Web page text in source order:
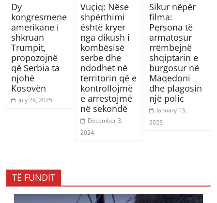
Dy
kongresmene
amerikane i
shkruan
Trumpit,
propozojnë
që Serbia ta
njohë
Kosovën
July 29, 2025
Vuçiq: Nëse
shpërthimi
është kryer
nga dikush i
kombësisë
serbe dhe
ndodhet në
territorin që e
kontrollojmë
e arrestojmë
në sekondë
December 3,
2024
Sikur nëpër
filma:
Persona të
armatosur
rrëmbejnë
shqiptarin e
burgosur në
Maqedoni
dhe plagosin
një polic
January 13,
2023
TË FUNDIT